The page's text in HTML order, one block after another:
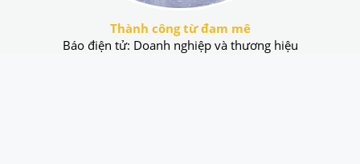
Thành công từ đam mê
Báo điện tử: Doanh nghiệp và thương hiệu